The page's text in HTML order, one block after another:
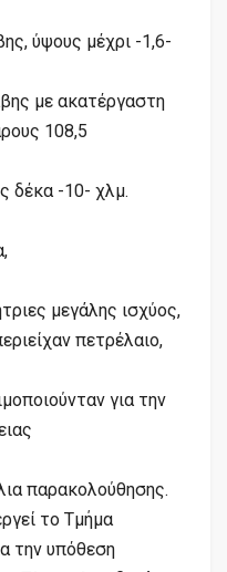
ύψους μέχρι -1,6-
με ακατέργαστη
108,5
δέκα -10- χλμ.
μεγάλης ισχύος,
πετρέλαιο,
για την
παρακολούθησης.
το Τμήμα
την υπόθεση